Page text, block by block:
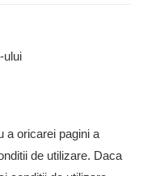
ului
a oricarei pagini a
de utilizare. Daca